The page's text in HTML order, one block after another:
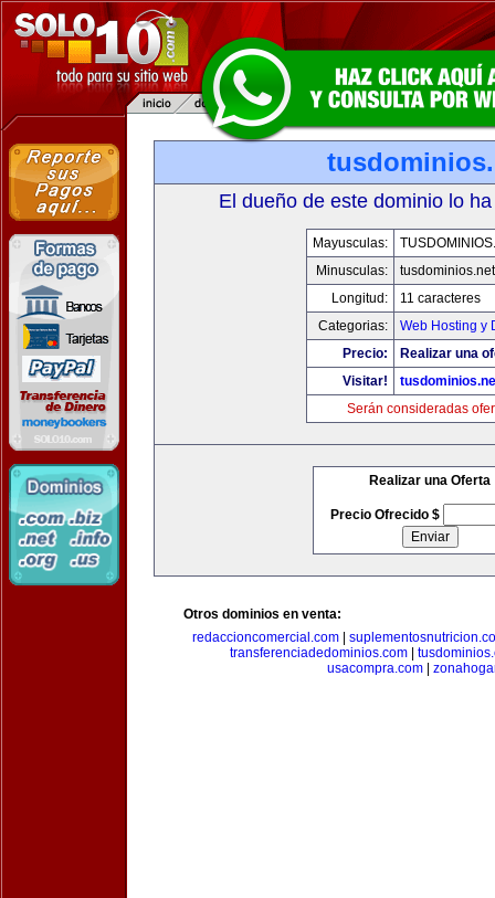
El dueño de este dominio lo
Mayusculas:
Minusculas:
tusdominios.net
Longitud:
11 caracteres
Categorias:
Web Hosting y
Precio:
Realizar una
Visitar!
Serán consideradas
Realizar una Oferta
Precio Ofrecido $
Otros dominios en venta:
redaccioncomercial.com|
transferenciadedominios.com|
usacompra.com